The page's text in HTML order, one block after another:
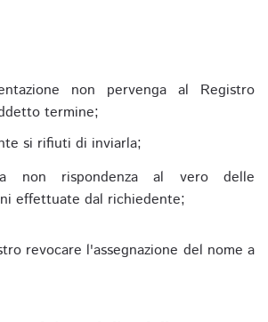
non pervenga al Registro
termine;
si rifiuti di inviarla;
non rispondenza al vero delle
effettuate dal richiedente;
revocare l'assegnazione del nome a